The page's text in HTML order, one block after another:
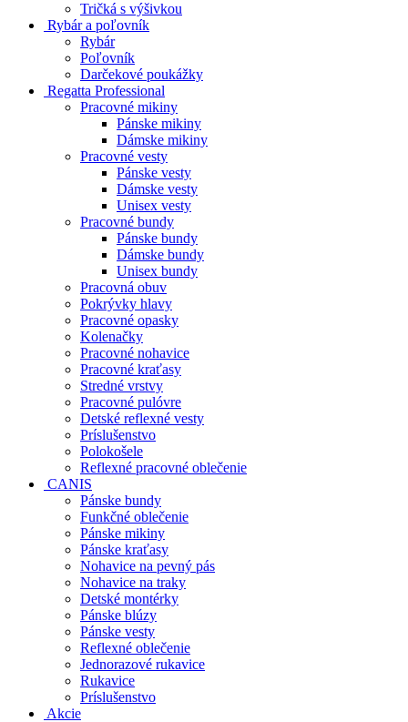
Tričká s výšivkou
Rybár a poľovník
Rybár
Poľovník
Darčekové poukážky
Regatta Professional
Pracovné mikiny
Pánske mikiny
Dámske mikiny
Pracovné vesty
Pánske vesty
Dámske vesty
Unisex vesty
Pracovné bundy
Pánske bundy
Dámske bundy
Unisex bundy
Pracovná obuv
Pokrývky hlavy
Pracovné opasky
Kolenačky
Pracovné nohavice
Pracovné kraťasy
Stredné vrstvy
Pracovné pulóvre
Detské reflexné vesty
Príslušenstvo
Polokošele
Reflexné pracovné oblečenie
CANIS
Pánske bundy
Funkčné oblečenie
Pánske mikiny
Pánske kraťasy
Nohavice na pevný pás
Nohavice na traky
Detské montérky
Pánske blúzy
Pánske vesty
Reflexné oblečenie
Jednorazové rukavice
Rukavice
Príslušenstvo
Akcie